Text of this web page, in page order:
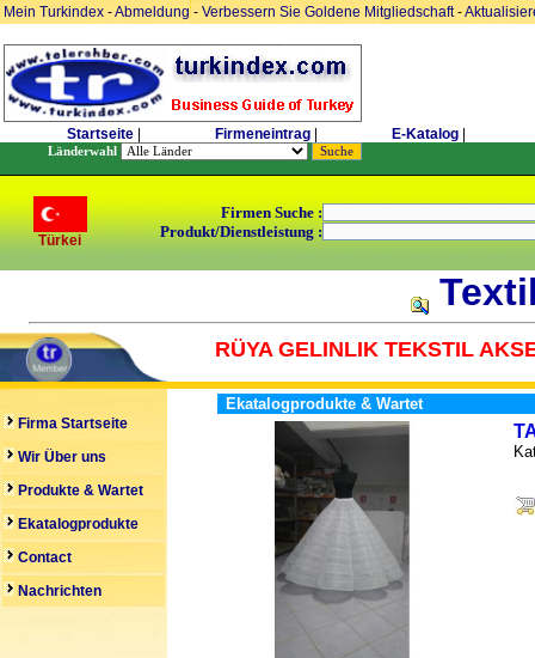
Mein Turkindex -Abmeldung- Verbessern Sie Goldene Mitgliedschaft-
Startseite Firmeneintrag E-Katalog
Länderwahl
Türkei
Firmen Suche :
Produkt/Dienstleistung :
RÜYA GELINLIK TEKSTIL
Firma Startseite
Wir Über uns
Produkte & Wartet
Ekatalogprodukte
Contact
Nachrichten
Ekatalogprodukte & Wartet